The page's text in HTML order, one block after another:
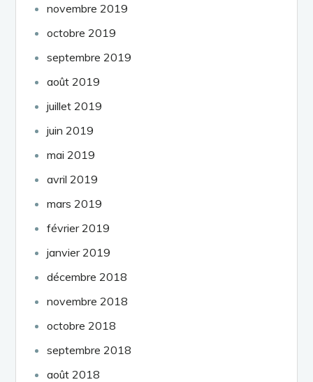
novembre 2019
octobre 2019
septembre 2019
août 2019
juillet 2019
juin 2019
mai 2019
avril 2019
mars 2019
février 2019
janvier 2019
décembre 2018
novembre 2018
octobre 2018
septembre 2018
août 2018